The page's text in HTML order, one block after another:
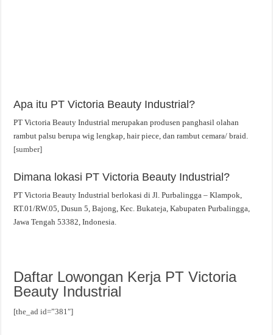
Apa itu PT Victoria Beauty Industrial?
PT Victoria Beauty Industrial merupakan produsen panghasil olahan
rambut palsu berupa wig lengkap, hair piece, dan rambut cemara/ braid.
[sumber]
Dimana lokasi PT Victoria Beauty Industrial?
PT Victoria Beauty Industrial berlokasi di Jl. Purbalingga – Klampok,
RT.01/RW.05, Dusun 5, Bajong, Kec. Bukateja, Kabupaten Purbalingga,
Jawa Tengah 53382, Indonesia.
Daftar Lowongan Kerja PT Victoria
Beauty Industrial
[the_ad id=”381″]